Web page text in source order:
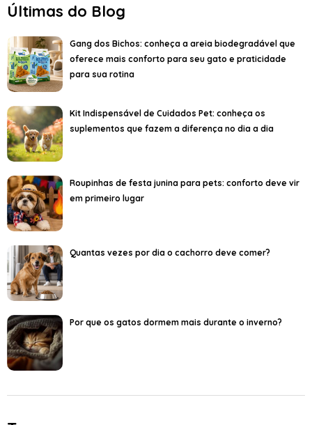
Últimas do Blog
Gang dos Bichos: conheça a areia biodegradável que
oferece mais conforto para seu gato e praticidade
para sua rotina
Kit Indispensável de Cuidados Pet: conheça os
suplementos que fazem a diferença no dia a dia
Roupinhas de festa junina para pets: conforto deve vir
em primeiro lugar
Quantas vezes por dia o cachorro deve comer?
Por que os gatos dormem mais durante o inverno?